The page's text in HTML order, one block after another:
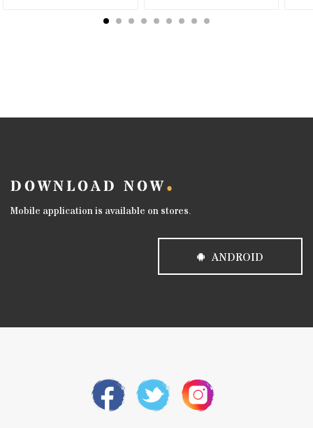
DOWNLOAD NOW
Mobile application is available on stores.
ANDROID